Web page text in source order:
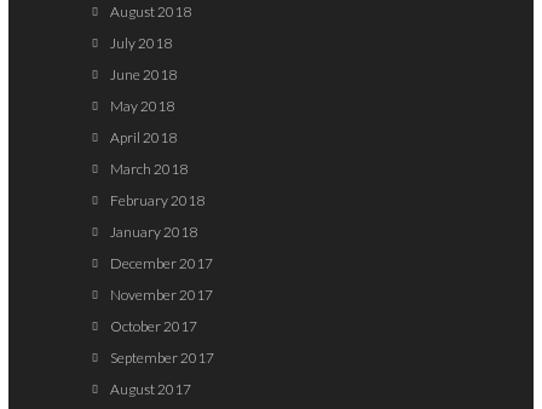
August 2018
July 2018
June 2018
May 2018
April 2018
March 2018
February 2018
January 2018
December 2017
November 2017
October 2017
September 2017
August 2017